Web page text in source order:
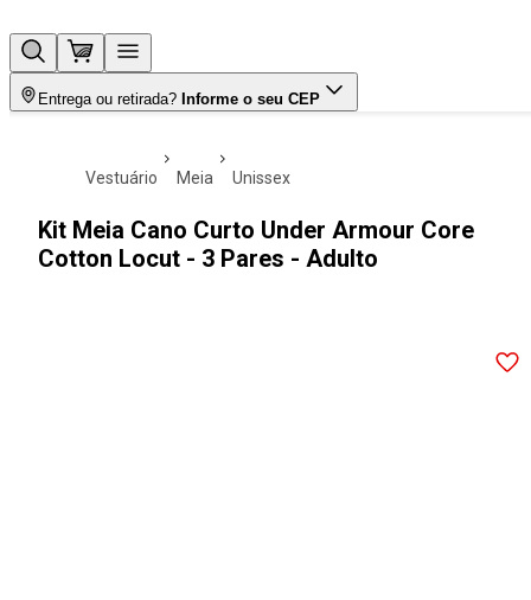
Entrega ou retirada? Informe o seu CEP
vestuário meia unissex
Kit Meia Cano Curto Under Armour Core
Cotton Locut - 3 Pares - Adulto